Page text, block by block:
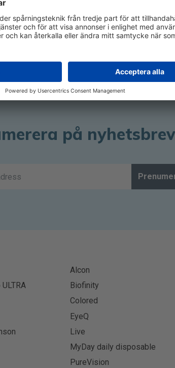
+ Lomb
EyeQ Air Optix PureVision
Biotrue Precision1 Biomedics
på nyhetsbrev
Alcon
Biofinity
Colored
EyeQ
Live
MyDay daily disposable
PureVision